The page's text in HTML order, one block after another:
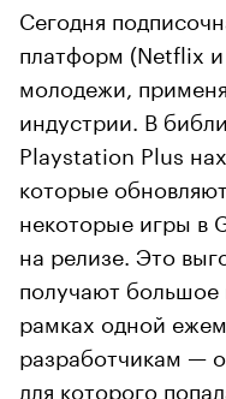
Сегодня
платформ (Netflix и
молодежи,
индустрии. В
Playstation Plus
которые
некоторые игры в
на релизе. Это
получают большое
рамках одной
разработчикам —
для которого